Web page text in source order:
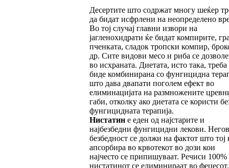
Десертите што содржат многу шеќер
да бидат исфрлени на неопределено
Во тој случај главни извори на
јагленохидрати ќе бидат компирите,
пченката, сладок тропски компир,
др. Сите видови месо и риба се
во исхраната. Диетата, исто така, треба
биде комбинирана со фунгицидна
што дава двапати поголем ефект во
елиминацијата на размножените
габи, отколку ако диетата се користи
фунгицидната терапија.
Нистатине еден од најстарите и
најбезбедни фунгицидни лекови.
безбедност се должи на фактот што тој
апсорбира во крвотекот во дози кои
најчесто се припишуваат. Речиси 100%
нистатинот се елиминираат во фецесот.